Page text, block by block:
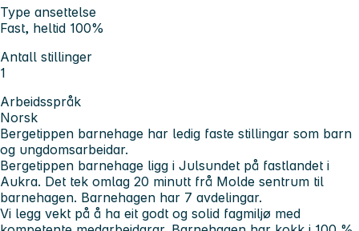
Type ansettelse
Fast, heltid 100%
Antall stillinger
1
Arbeidsspråk
Norsk
Bergetippen barnehage har ledig faste stillingar som barn
og ungdomsarbeidar.
Bergetippen barnehage ligg i Julsundet på fastlandet i
Aukra. Det tek omlag 20 minutt frå Molde sentrum til
barnehagen. Barnehagen har 7 avdelingar.
Vi legg vekt på å ha eit godt og solid fagmiljø med